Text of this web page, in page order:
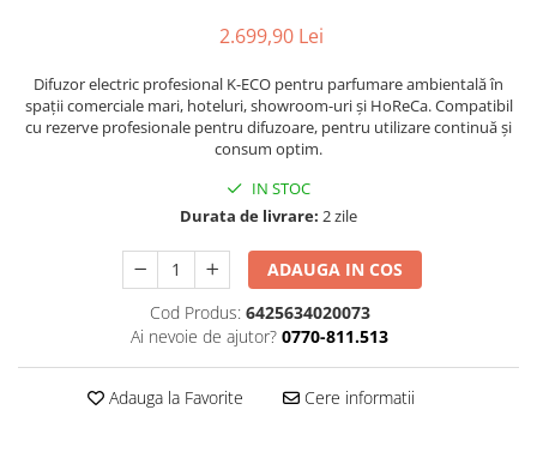
2.699,90 Lei
Difuzor electric profesional K-ECO pentru parfumare ambientală în
spații comerciale mari, hoteluri, showroom-uri și HoReCa. Compatibil
cu rezerve profesionale pentru difuzoare, pentru utilizare continuă și
consum optim.
IN STOC
Durata de livrare: 2 zile
ADAUGA IN COS
Cod Produs: 6425634020073
Ai nevoie de ajutor? 0770-811.513
Adauga la Favorite Cere informatii